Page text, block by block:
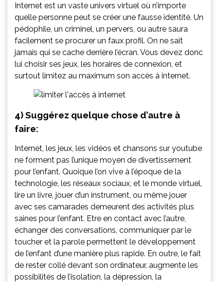
Internet est un vaste univers virtuel où n’importe
quelle personne peut se créer une fausse identité. Un
pédophile, un criminel, un pervers, ou autre saura
facilement se procurer un faux profil. On ne sait
jamais qui se cache derrière l’écran. Vous devez donc
lui choisir ses jeux, les horaires de connexion, et
surtout limitez au maximum son accès à internet.
4) Suggérez quelque chose d’autre à
faire:
Internet, les jeux, les vidéos et chansons sur youtube
ne forment pas l’unique moyen de divertissement
pour l’enfant. Quoique l’on vive à l’époque de la
technologie, les réseaux sociaux, et le monde virtuel,
lire un livre, jouer d’un instrument, ou même jouer
avec ses camarades demeurent des activités plus
saines pour l’enfant. Etre en contact avec l’autre,
échanger des conversations, communiquer par le
toucher et la parole permettent le développement
de l’enfant d’une manière plus rapide. En outre, le fait
de rester collé devant son ordinateur, augmente les
possibilités de l’isolation, la dépression, la